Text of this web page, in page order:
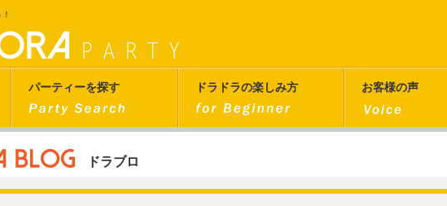
パーティーを探す ドラドラの楽しみ方 お客様の声
ドラブロ